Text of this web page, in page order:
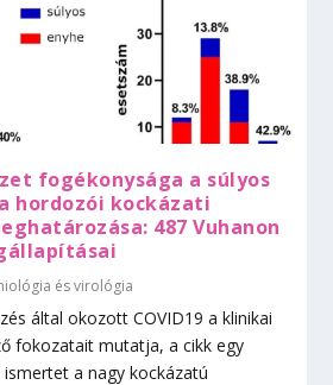
fogékonysága a súlyos
a hordozói kockázati
487 Vuhanon
és virológia
által okozott COVID19 a klinikai
fokozatait mutatja, a cikk egy
a nagy kockázatú